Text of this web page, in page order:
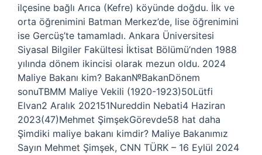
ilçesine bağlı Arıca (Kefre) köyünde doğdu. İlk ve
orta öğrenimini Batman Merkez’de, lise öğrenimini
ise Gercüş’te tamamladı. Ankara Üniversitesi
Siyasal Bilgiler Fakültesi İktisat Bölümü’nden 1988
yılında dönem ikincisi olarak mezun oldu. 2024
Maliye Bakanı kim? Bakan№BakanDönem
sonuTBMM Maliye Vekili (1920-1923)50Lütfi
Elvan2 Aralık 202151Nureddin Nebati4 Haziran
2023(47)Mehmet ŞimşekGörevde58 hat daha
Şimdiki maliye bakanı kimdir? Maliye Bakanımız
Sayın Mehmet Şimşek, CNN TÜRK – 16 Eylül 2024